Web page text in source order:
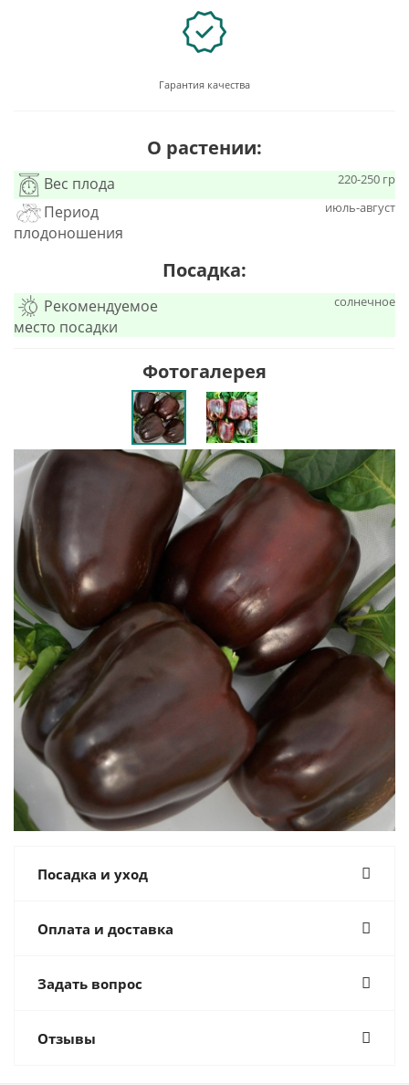
Гарантия качества
О растении:
Вес плода 220-250 гр
Период
плодоношения
июль-август
Посадка:
Рекомендуемое
место посадки
солнечное
Фотогалерея
Посадка и уход
Оплата и доставка
Задать вопрос
Отзывы